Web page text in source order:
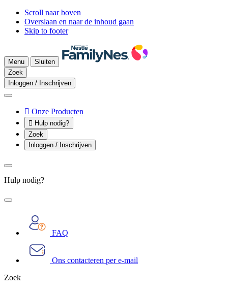
Scroll naar boven
Overslaan en naar de inhoud gaan
Skip to footer
Menu
Sluiten
Zoek
Inloggen / Inschrijven
 Onze Producten
 Hulp nodig?
Zoek
Inloggen / Inschrijven
Hulp nodig?
FAQ
Ons contacteren per e-mail
Zoek